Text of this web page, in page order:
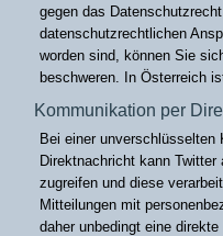
gegen das
datenschutzrechtlichen
worden sind, können Sie
beschweren. In Österreich
Kommunikation per
Bei einer unverschlüsselten
Direktnachricht kann
zugreifen und diese
Mitteilungen mit
daher unbedingt eine